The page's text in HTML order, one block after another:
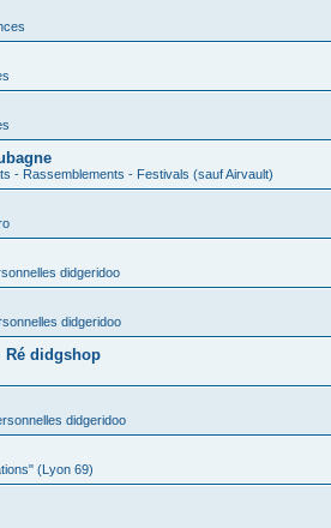
- Rassemblements - Festivals (sauf Airvault)
didgeridoo
didgeridoo
Ré didgshop
didgeridoo
(Lyon 69)